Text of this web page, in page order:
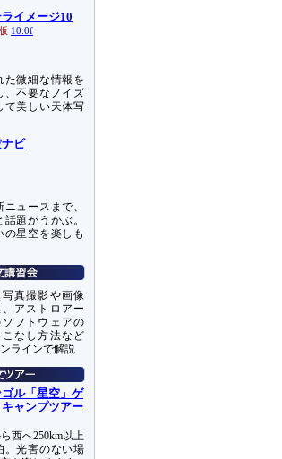
イメージ10
10.0f
た微細な情報を
、不要なノイズ
て美しい天体写
ビ
ュースまで、
題がうかぶ。
の星空を楽しも
写真撮影や画像
アストロアー
ソフトウェアの
なし方法など
ラインで解説
ゴル「星空」ゲ
ャンプツアー
西へ250km以上
。光害のない場